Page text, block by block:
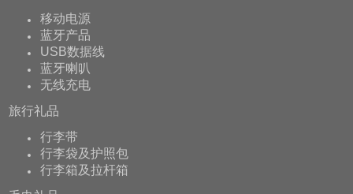
移动电源
蓝牙产品
USB数据线
蓝牙喇叭
无线充电
旅行礼品
行李带
行李袋及护照包
行李箱及拉杆箱